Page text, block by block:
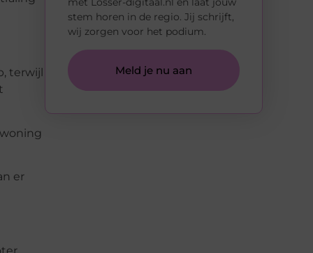
terwijl
er
stem horen in de regio. Jij schrijft,
wij zorgen voor het podium.
Meld je nu aan